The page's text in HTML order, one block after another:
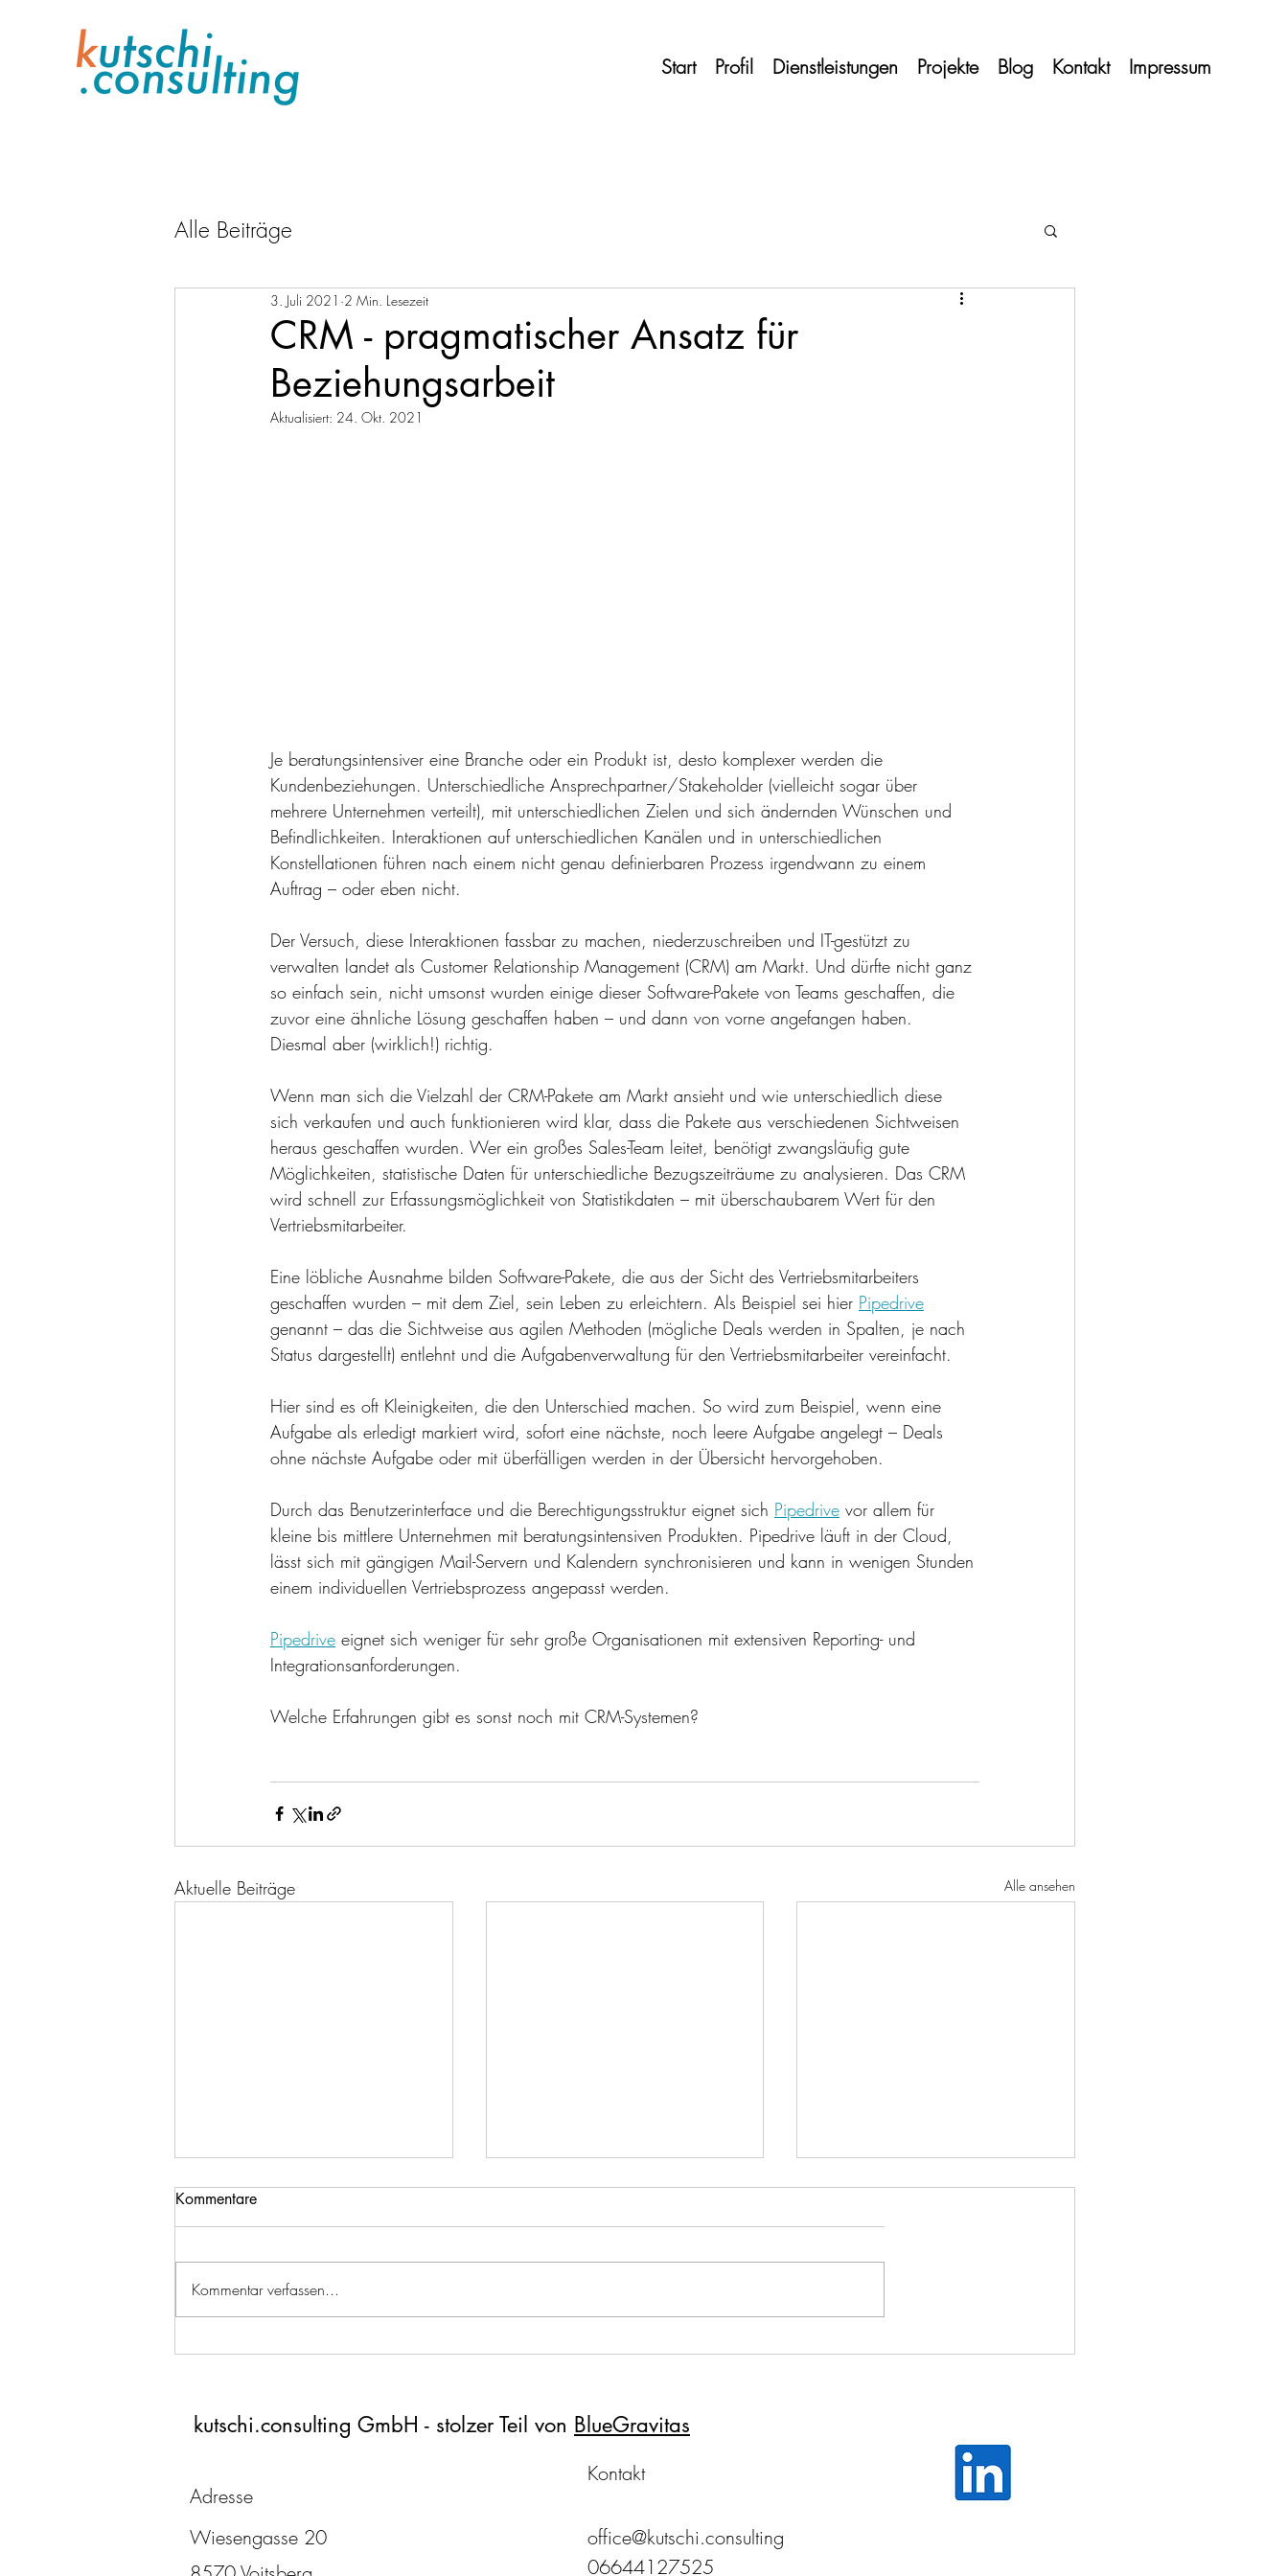
Start Profil Dienstleistungen Projekte Blog Kontakt Impressum
Alle Beiträge
CRM - pragmatischer Ansatz für
Beziehungsarbeit
3. Juli 2021 2 Min. Lesezeit
Aktualisiert: 24. Okt. 2021
Je beratungsintensiver eine Branche oder ein Produkt ist, desto komplexer werden die
Kundenbeziehungen. Unterschiedliche Ansprechpartner/Stakeholder (vielleicht sogar über
mehrere Unternehmen verteilt), mit unterschiedlichen Zielen und sich ändernden Wünschen und
Befindlichkeiten. Interaktionen auf unterschiedlichen Kanälen und in unterschiedlichen
Konstellationen führen nach einem nicht genau definierbaren Prozess irgendwann zu einem
Auftrag – oder eben nicht.
Der Versuch, diese Interaktionen fassbar zu machen, niederzuschreiben und IT-gestützt zu
verwalten landet als Customer Relationship Management (CRM) am Markt. Und dürfte nicht ganz
so einfach sein, nicht umsonst wurden einige dieser Software-Pakete von Teams geschaffen, die
zuvor eine ähnliche Lösung geschaffen haben – und dann von vorne angefangen haben.
Diesmal aber (wirklich!) richtig.
Wenn man sich die Vielzahl der CRM-Pakete am Markt ansieht und wie unterschiedlich diese
sich verkaufen und auch funktionieren wird klar, dass die Pakete aus verschiedenen Sichtweisen
heraus geschaffen wurden. Wer ein großes Sales-Team leitet, benötigt zwangsläufig gute
Möglichkeiten, statistische Daten für unterschiedliche Bezugszeiträume zu analysieren. Das CRM
wird schnell zur Erfassungsmöglichkeit von Statistikdaten – mit überschaubarem Wert für den
Vertriebsmitarbeiter.
Eine löbliche Ausnahme bilden Software-Pakete, die aus der Sicht des Vertriebsmitarbeiters
geschaffen wurden – mit dem Ziel, sein Leben zu erleichtern. Als Beispiel sei hier Pipedrive
genannt – das die Sichtweise aus agilen Methoden (mögliche Deals werden in Spalten, je nach
Status dargestellt) entlehnt und die Aufgabenverwaltung für den Vertriebsmitarbeiter vereinfacht.
Hier sind es oft Kleinigkeiten, die den Unterschied machen. So wird zum Beispiel, wenn eine
Aufgabe als erledigt markiert wird, sofort eine nächste, noch leere Aufgabe angelegt – Deals
ohne nächste Aufgabe oder mit überfälligen werden in der Übersicht hervorgehoben.
Durch das Benutzerinterface und die Berechtigungsstruktur eignet sich Pipedrive vor allem für
kleine bis mittlere Unternehmen mit beratungsintensiven Produkten. Pipedrive läuft in der Cloud,
lässt sich mit gängigen Mail-Servern und Kalendern synchronisieren und kann in wenigen Stunden
einem individuellen Vertriebsprozess angepasst werden.
Pipedrive eignet sich weniger für sehr große Organisationen mit extensiven Reporting- und
Integrationsanforderungen.
Welche Erfahrungen gibt es sonst noch mit CRM-Systemen?
Aktuelle Beiträge Alle ansehen
Wasserfall setzt
Kommentare
Kommentar verfassen...
kutschi.consulting GmbH - stolzer Teil von BlueGravitas
Adresse
Wiesengasse 20
Kontakt
office@kutschi.consulting
06644127525